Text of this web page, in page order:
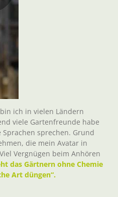
ich in vielen Ländern
viele Gartenfreunde habe
sprechen. Grund
die mein Avatar in
Vergnügen beim Anhören
das Gärtnern ohne Chemie
Art düngen“.